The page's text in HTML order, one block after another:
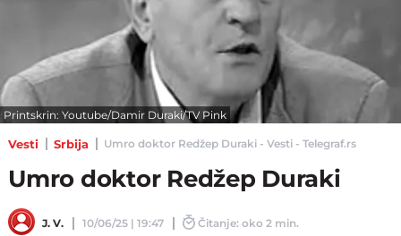
Printskrin: Youtube/Damir Duraki/TV Pink
Vesti Srbija Umro doktor Redžep Duraki - Vesti - Telegraf.rs
Umro doktor Redžep Duraki
J. V. 10/06/25 | 19:47 Čitanje: oko 2 min.